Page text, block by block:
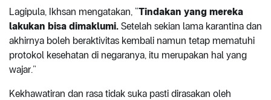
Lagipula, Ikhsan mengatakan, “Tindakan yang mereka
lakukan bisa dimaklumi. Setelah sekian lama karantina dan
akhirnya boleh beraktivitas kembali namun tetap mematuhi
protokol kesehatan di negaranya, itu merupakan hal yang
wajar.”
Kekhawatiran dan rasa tidak suka pasti dirasakan oleh